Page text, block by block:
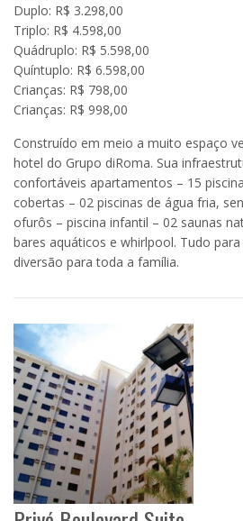
Duplo: R$ 3.298,00
Triplo: R$ 4.598,00
Quádruplo: R$ 5.598,00
Quíntuplo: R$ 6.598,00
Crianças: R$ 798,00
Crianças: R$ 998,00
Construído em meio a muito espaço
hotel do Grupo diRoma. Sua
confortáveis apartamentos – 15
cobertas – 02 piscinas de água fria,
ofurôs – piscina infantil – 02 saunas
bares aquáticos e whirlpool. Tudo
diversão para toda a família.